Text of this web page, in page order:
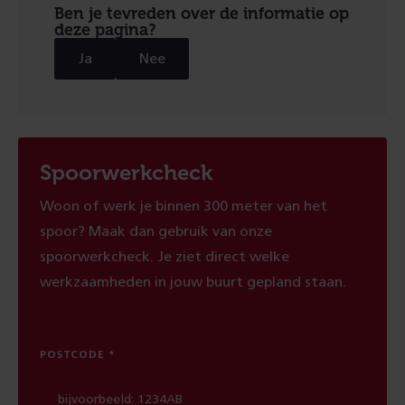
Ben je tevreden over de informatie op
deze pagina?
Ja Nee
Spoorwerkcheck
Woon of werk je binnen 300 meter van het
spoor? Maak dan gebruik van onze
spoorwerkcheck. Je ziet direct welke
werkzaamheden in jouw buurt gepland staan.
POSTCODE